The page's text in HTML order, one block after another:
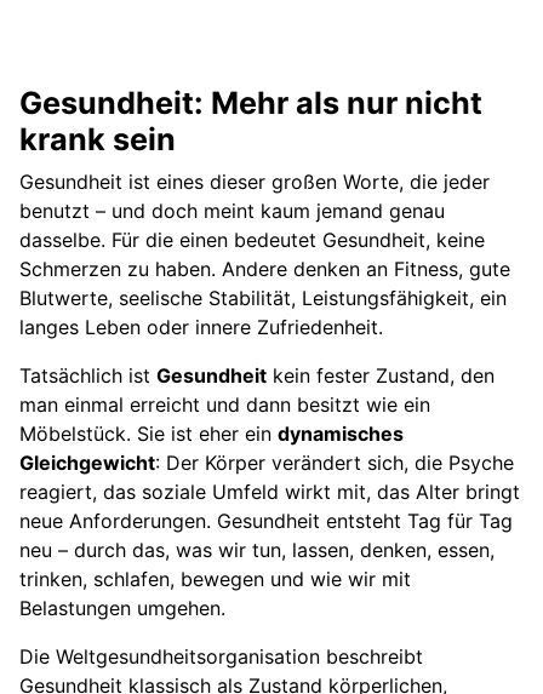
Kleinere Anregungen für die Gesundheit
Sportwechsel ausprobieren
Mal einfach nichts essen | Fastentag
Besonde
re
Rezepte
Stilles
Wasser
zwische
n 15 Uhr
und 19
Uhr.
Vertiefende Artikel zur Gesundheit
Gesundheit: Mehr als nur nicht
krank sein
Gesundheit ist eines dieser großen Worte, die jeder
benutzt – und doch meint kaum jemand genau
dasselbe. Für die einen bedeutet Gesundheit, keine
Schmerzen zu haben. Andere denken an Fitness, gute
Blutwerte, seelische Stabilität, Leistungsfähigkeit, ein
langes Leben oder innere Zufriedenheit.
Tatsächlich ist Gesundheit kein fester Zustand, den
man einmal erreicht und dann besitzt wie ein
Möbelstück. Sie ist eher ein dynamisches
Gleichgewicht: Der Körper verändert sich, die Psyche
reagiert, das soziale Umfeld wirkt mit, das Alter bringt
neue Anforderungen. Gesundheit entsteht Tag für Tag
neu – durch das, was wir tun, lassen, denken, essen,
trinken, schlafen, bewegen und wie wir mit
Belastungen umgehen.
Die Weltgesundheitsorganisation beschreibt
Gesundheit klassisch als Zustand körperlichen,